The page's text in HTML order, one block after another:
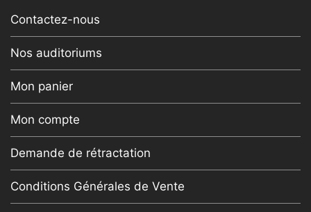
Contactez-nous
Nos auditoriums
Mon panier
Mon compte
Demande de rétractation
Conditions Générales de Vente